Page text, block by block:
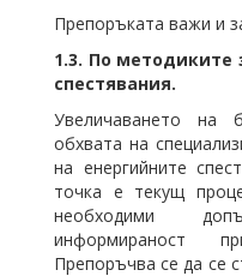
Препоръката важи и
1.3. По методиките
спестявания.
Увеличаването на
обхвата на
на енергийните
точка е текущ
необходими
информираност
Препоръчва се да се